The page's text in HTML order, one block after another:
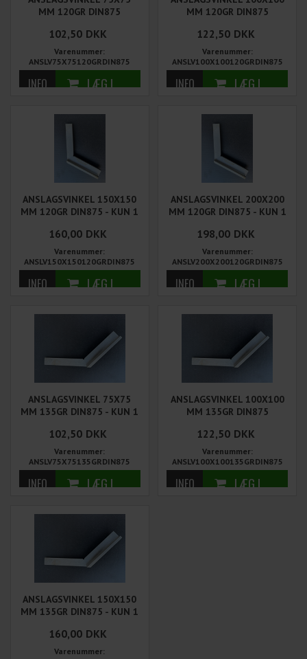
MM 120GR DIN875
102,50 DKK
Varenummer:
ANSLV75X75120GRDIN875
MM 120GR DIN875
122,50 DKK
Varenummer:
ANSLV100X100120GRDIN875
ANSLAGSVINKEL 150X150
MM 120GR DIN875 - KUN 1
160,00 DKK
Varenummer:
ANSLV150X150120GRDIN875
ANSLAGSVINKEL 200X200
MM 120GR DIN875 - KUN 1
198,00 DKK
Varenummer:
ANSLV200X200120GRDIN875
ANSLAGSVINKEL 75X75
MM 135GR DIN875 - KUN 1
102,50 DKK
Varenummer:
ANSLV75X75135GRDIN875
ANSLAGSVINKEL 100X100
MM 135GR DIN875
122,50 DKK
Varenummer:
ANSLV100X100135GRDIN875
ANSLAGSVINKEL 150X150
MM 135GR DIN875 - KUN 1
160,00 DKK
Varenummer: